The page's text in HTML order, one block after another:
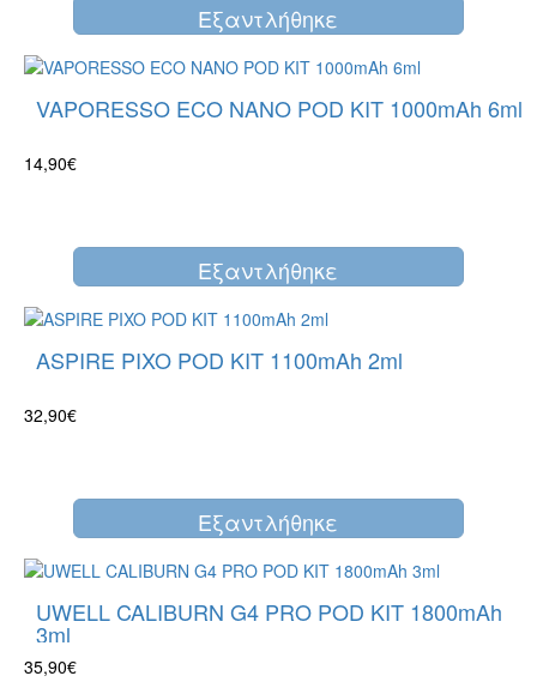
Eξαντλήθηκε
VAPORESSO ECO NANO POD KIT 1000mAh 6ml
14,90€
Eξαντλήθηκε
ASPIRE PIXO POD KIT 1100mAh 2ml
32,90€
Eξαντλήθηκε
UWELL CALIBURN G4 PRO POD KIT 1800mAh
3ml
35,90€